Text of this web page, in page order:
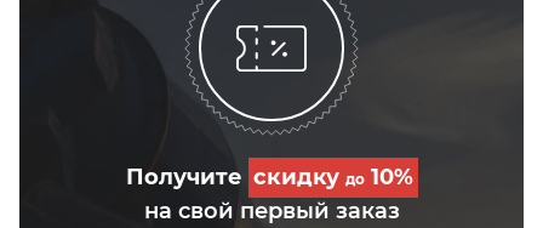
Получите скидку до10%
на свой первый заказ